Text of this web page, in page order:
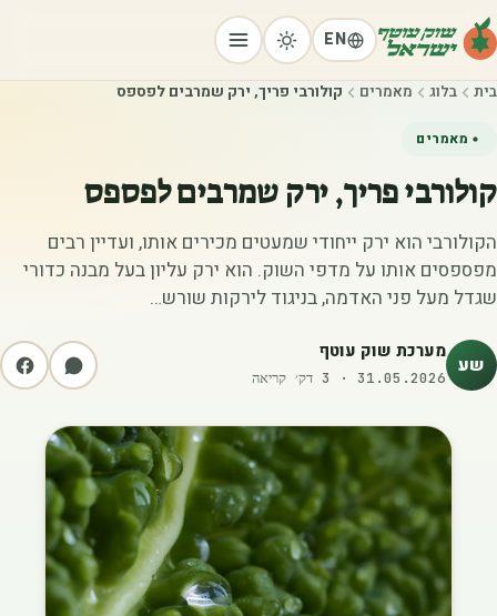
EN
בית בלוג מאמרים קולורבי פריך, ירק שמרבים לפספס
מאמרים
קולורבי פריך, ירק שמרבים לפספס
הקולורבי הוא ירק ייחודי שמעטים מכירים אותו, ועדיין רבים
מפספסים אותו על מדפי השוק. הוא ירק עליון בעל מבנה כדורי
שגדל מעל פני האדמה, בניגוד לירקות שורש…
שע מערכת שוק עוטף
31.05.2026
·
3 דק׳ קריאה